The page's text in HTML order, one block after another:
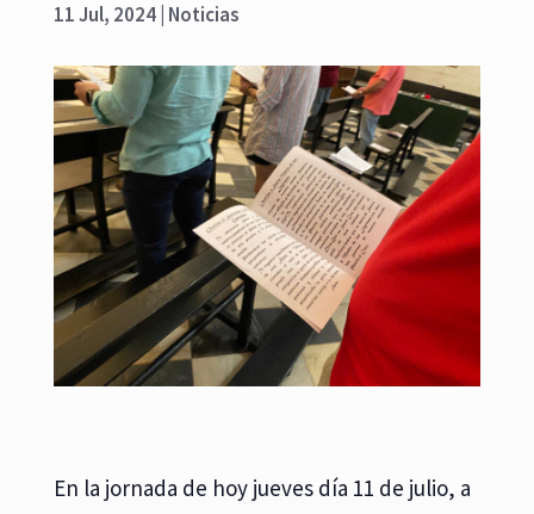
11 Jul, 2024| Noticias
En la jornada de hoy jueves día 11 de julio, a